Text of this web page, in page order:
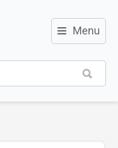
≡ Menu